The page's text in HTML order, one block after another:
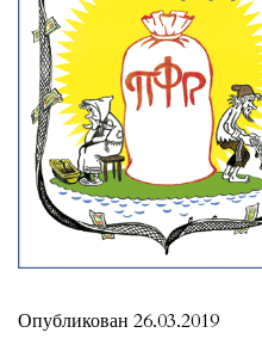
Опубликован 26.03.2019